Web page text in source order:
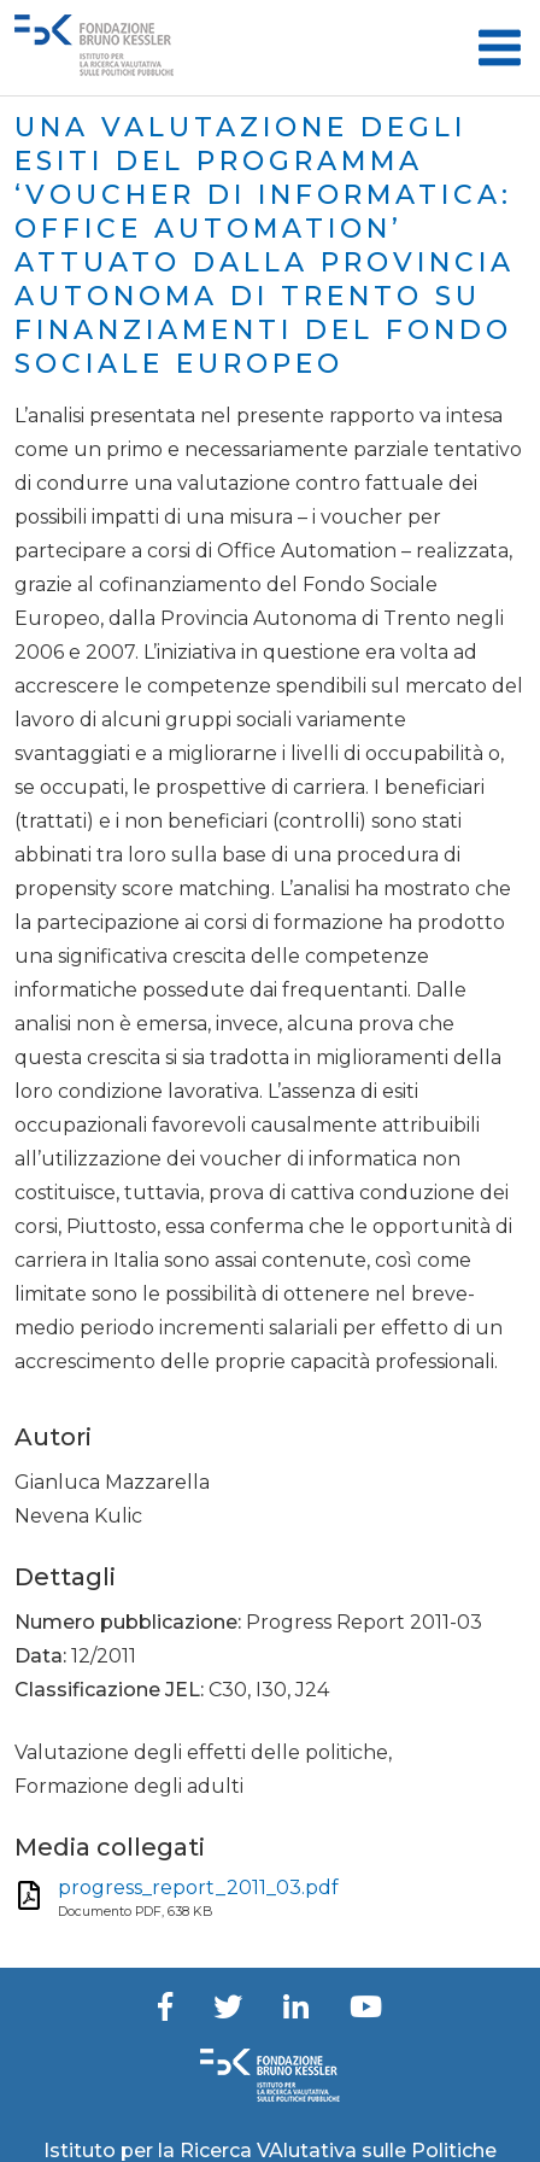
UNA VALUTAZIONE DEGLI
ESITI DEL PROGRAMMA
‘VOUCHER DI INFORMATICA:
OFFICE AUTOMATION’
ATTUATO DALLA PROVINCIA
AUTONOMA DI TRENTO SU
FINANZIAMENTI DEL FONDO
SOCIALE EUROPEO
L’analisi presentata nel presente rapporto va intesa
come un primo e necessariamente parziale tentativo
di condurre una valutazione contro fattuale dei
possibili impatti di una misura – i voucher per
partecipare a corsi di Office Automation – realizzata,
grazie al cofinanziamento del Fondo Sociale
Europeo, dalla Provincia Autonoma di Trento negli
2006 e 2007. L’iniziativa in questione era volta ad
accrescere le competenze spendibili sul mercato del
lavoro di alcuni gruppi sociali variamente
svantaggiati e a migliorarne i livelli di occupabilità o,
se occupati, le prospettive di carriera. I beneficiari
(trattati) e i non beneficiari (controlli) sono stati
abbinati tra loro sulla base di una procedura di
propensity score matching. L’analisi ha mostrato che
la partecipazione ai corsi di formazione ha prodotto
una significativa crescita delle competenze
informatiche possedute dai frequentanti. Dalle
analisi non è emersa, invece, alcuna prova che
questa crescita si sia tradotta in miglioramenti della
loro condizione lavorativa. L’assenza di esiti
occupazionali favorevoli causalmente attribuibili
all’utilizzazione dei voucher di informatica non
costituisce, tuttavia, prova di cattiva conduzione dei
corsi, Piuttosto, essa conferma che le opportunità di
carriera in Italia sono assai contenute, così come
limitate sono le possibilità di ottenere nel breve-
medio periodo incrementi salariali per effetto di un
accrescimento delle proprie capacità professionali.
Autori
Gianluca Mazzarella
Nevena Kulic
Dettagli
Numero pubblicazione: Progress Report 2011-03
Data: 12/2011
Classificazione JEL: C30, I30, J24
Valutazione degli effetti delle politiche,
Formazione degli adulti
Media collegati
progress_report_2011_03.pdf
Documento PDF, 638 KB
Istituto per la Ricerca VAlutativa sulle Politiche